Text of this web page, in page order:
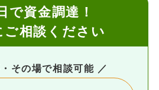
で資金調達！
ご相談ください
その場で相談可能 ／